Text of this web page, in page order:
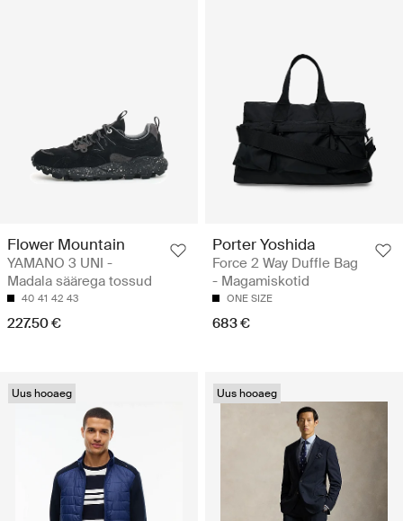
Flower Mountain
YAMANO 3 UNI -
Madala säärega tossud
40 41 42 43
227.50 €
Porter Yoshida
Force 2 Way Duffle Bag
- Magamiskotid
ONE SIZE
683 €
Uus hooaeg Uus hooaeg